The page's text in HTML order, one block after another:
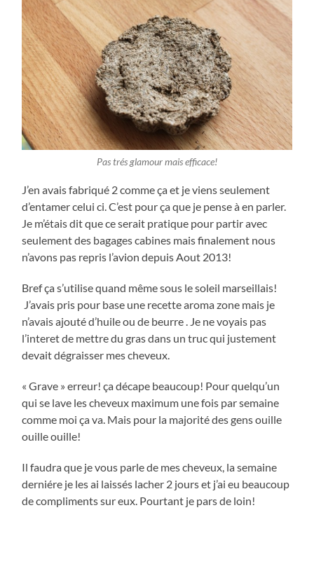
Pas trés glamour mais efficace!
J’en avais fabriqué 2 comme ça et je viens seulement
d’entamer celui ci. C’est pour ça que je pense à en parler.
Je m’étais dit que ce serait pratique pour partir avec
seulement des bagages cabines mais finalement nous
n’avons pas repris l’avion depuis Aout 2013!
Bref ça s’utilise quand même sous le soleil marseillais!
J’avais pris pour base une recette aroma zone mais je
n’avais ajouté d’huile ou de beurre . Je ne voyais pas
l’interet de mettre du gras dans un truc qui justement
devait dégraisser mes cheveux.
« Grave » erreur! ça décape beaucoup! Pour quelqu’un
qui se lave les cheveux maximum une fois par semaine
comme moi ça va. Mais pour la majorité des gens ouille
ouille ouille!
Il faudra que je vous parle de mes cheveux, la semaine
derniére je les ai laissés lacher 2 jours et j’ai eu beaucoup
de compliments sur eux. Pourtant je pars de loin!